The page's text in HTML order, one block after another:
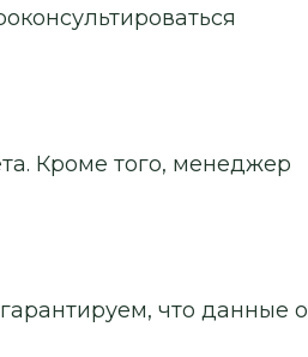
Кроме того, менеджер
что данные о